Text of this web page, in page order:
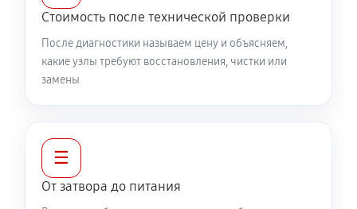
Стоимость после технической проверки
После диагностики называем цену и объясняем,
какие узлы требуют восстановления, чистки или
замены
☰
От затвора до питания